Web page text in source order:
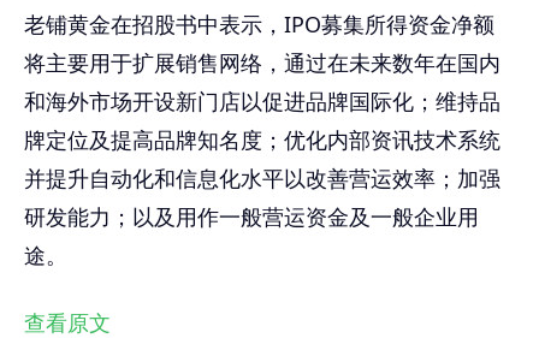
老铺黄金在招股书中表示，IPO募集所得资金净额
将主要用于扩展销售网络，通过在未来数年在国内
和海外市场开设新门店以促进品牌国际化；维持品
牌定位及提高品牌知名度；优化内部资讯技术系统
并提升自动化和信息化水平以改善营运效率；加强
研发能力；以及用作一般营运资金及一般企业用
途。
查看原文